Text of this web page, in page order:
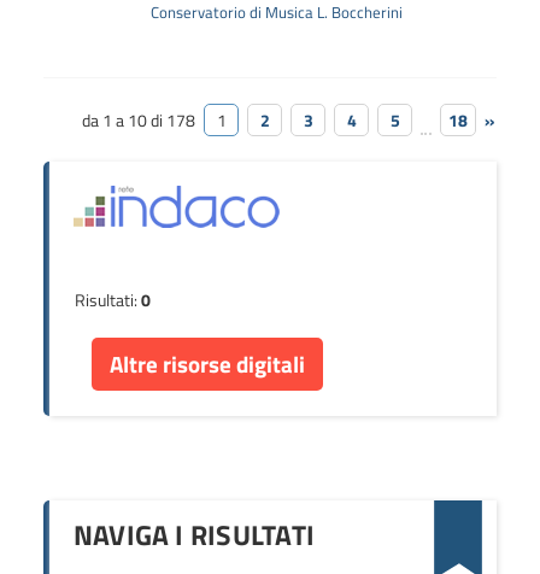
Conservatorio di Musica L. Boccherini
da 1 a 10 di 178 1 2 3 4 5 18 »
Risultati:0
Altre risorse digitali
NAVIGA I RISULTATI